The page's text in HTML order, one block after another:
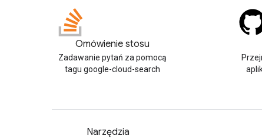
Omówienie stosu
Zadawanie pytań za pomocą
tagu google-cloud-search
Narzędzia